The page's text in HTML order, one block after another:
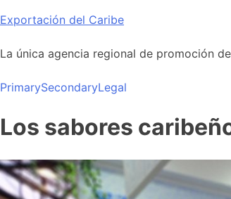
Skip
content
Exportación del Caribe
La única agencia regional de promoción
PrimarySecondaryLegal
Los sabores